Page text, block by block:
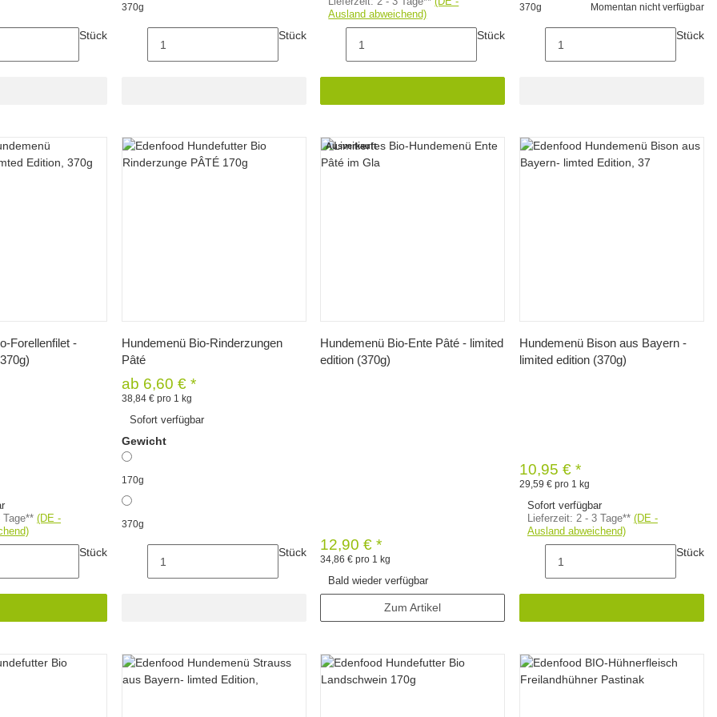
Stück
370g
Stück
Ausland abweichend)
Stück
370g Momentan nicht verfügbar
Stück
Forellenfilet -
Tage** (DE -
Stück
Schnellkauf
Hundemenü Bio-Rinderzungen
Pâté
ab 6,60 € *
38,84 € pro 1 kg
Sofort verfügbar
Gewicht
170g
370g
Stück
Ausverkauft
Schnellkauf
Hundemenü Bio-Ente Pâté - limited
edition (370g)
12,90 €*
34,86 € pro 1 kg
Bald wieder verfügbar
Zum Artikel
Schnellkauf
Hundemenü Bison aus Bayern -
limited edition (370g)
10,95 € *
29,59 € pro 1 kg
Sofort verfügbar
Lieferzeit: 2 - 3 Tage** (DE -
Ausland abweichend)
Stück